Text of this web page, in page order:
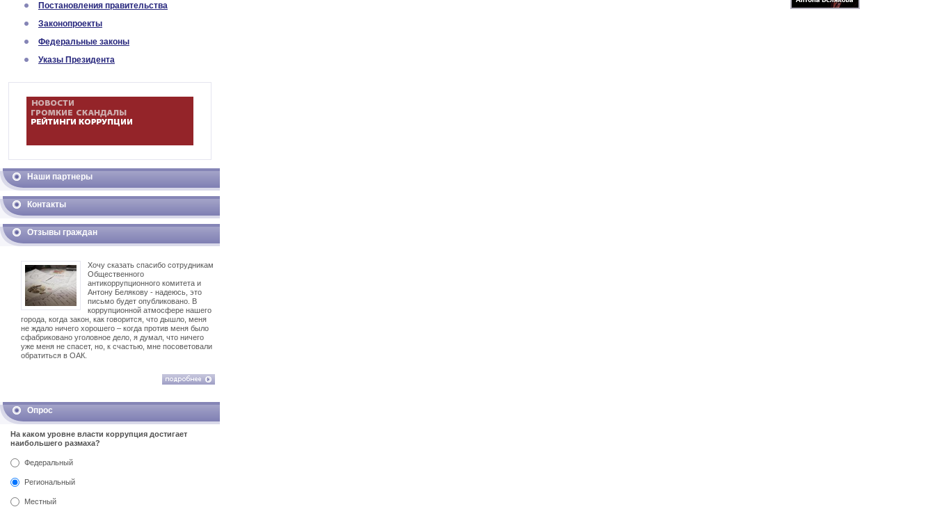
Постановления правительства
Законопроекты
Федеральные законы
Указы Президента
Наши партнеры
Контакты
Отзывы граждан
Хочу сказать спасибо сотрудникам
Общественного
антикоррупционного комитета и
Антону Белякову - надеюсь, это
письмо будет опубликовано. В
коррупционной атмосфере нашего
города, когда закон, как говорится, что дышло, меня
не ждало ничего хорошего – когда против меня было
сфабриковано уголовное дело, я думал, что ничего
уже меня не спасет, но, к счастью, мне посоветовали
обратиться в ОАК.
Опрос
На каком уровне власти коррупция достигает
наибольшего размаха?
Федеральный
Региональный
Местный